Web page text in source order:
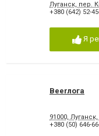
Луганск, пер.
+380 (642) 52-
Я
Beerлога
91000,
+380 (50) 646-